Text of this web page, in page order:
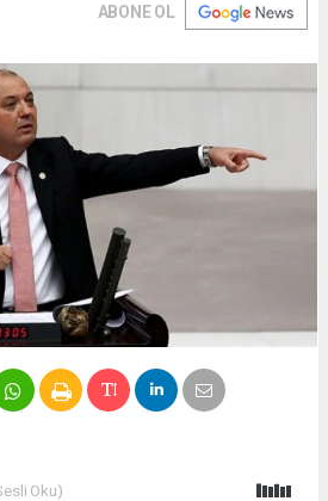
ABONE OL
Oku)